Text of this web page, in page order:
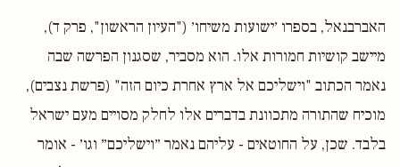
האברבנאל, בספרו ׳ישועות משיחו׳ ("העיון הראשון", פרק ד),
מיישב קושיות חמורות אלו. הוא מסביר, שסגנון הפרשה שבה
נאמר הכתוב "וישליכם אל ארץ אחרת כיום הזה" (פרשת נצבים),
מוכיח שהתורה מתכוונת בדברים אלו לחלק מסויים מעם ישראל
בלבד. שכן, על החוטאים - עליהם נאמר ״וישליכם״ וגו׳ - אומר